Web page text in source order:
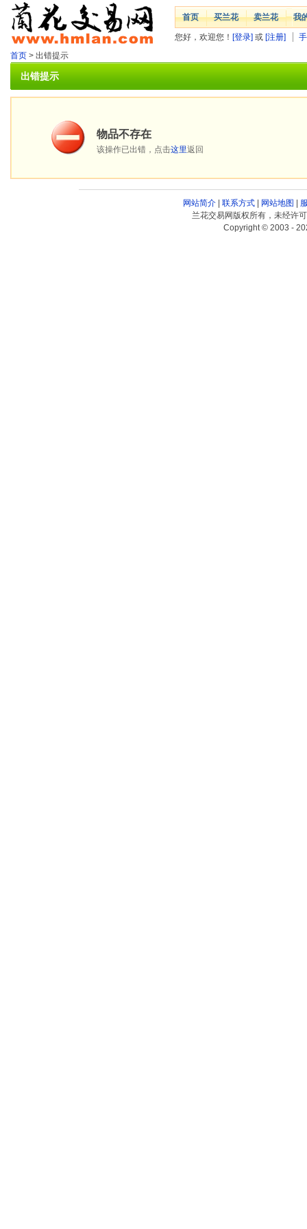
首页 买兰花 卖兰花 我
您好，欢迎您！ [登录] 或 [注册]
首页 > 出错提示
出错提示
物品不存在
该操作已出错，点击这里返回
网站简介| 联系方式| 网站地图
兰花交易网版权所有，未经许
Copyright © 2003 -